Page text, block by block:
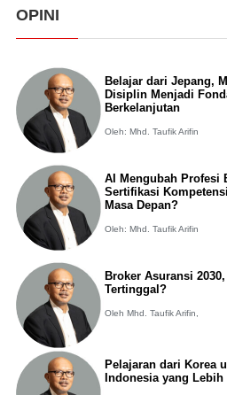
OPINI
Belajar dari Jepang,
Disiplin Menjadi
Berkelanjutan
Oleh: Mhd. Taufik Arifin
AI Mengubah Profesi
Sertifikasi
Masa Depan?
Oleh: Mhd. Taufik Arifin
Broker Asuransi
Tertinggal?
Oleh Mhd. Taufik Arifin,
Pelajaran dari Korea
Indonesia yang Lebih